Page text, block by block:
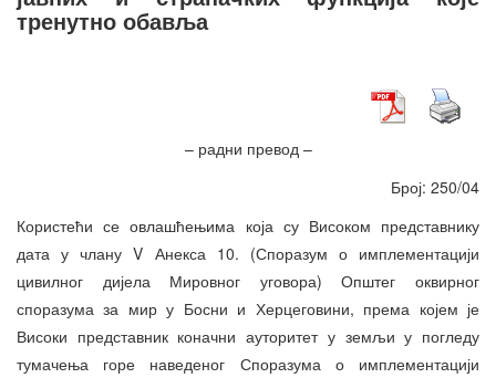
тренутно обавља
– радни превод –
Број: 250/04
Користећи се овлашћењима која су Високом представнику
дата у члану V Анекса 10. (Споразум о имплементацији
цивилног дијела Мировног уговора) Општег оквирног
споразума за мир у Босни и Херцеговини, према којем је
Високи представник коначни ауторитет у земљи у погледу
тумачења горе наведеног Споразума о имплементацији